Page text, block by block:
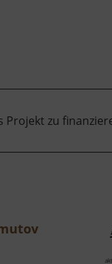
Projekt zu